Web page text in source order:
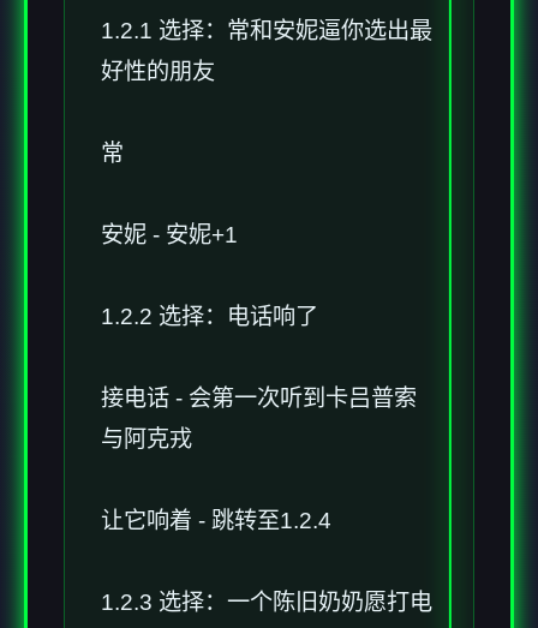
1.2.1 选择：常和安妮逼你选出最
好性的朋友
常
安妮 - 安妮+1
1.2.2 选择：电话响了
接电话 - 会第一次听到卡吕普索
与阿克戎
让它响着 - 跳转至1.2.4
1.2.3 选择：一个陈旧奶奶愿打电